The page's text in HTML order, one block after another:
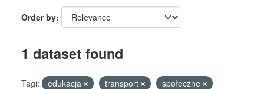
Order by
1 dataset found
Tagi: edukacja transport
społeczne